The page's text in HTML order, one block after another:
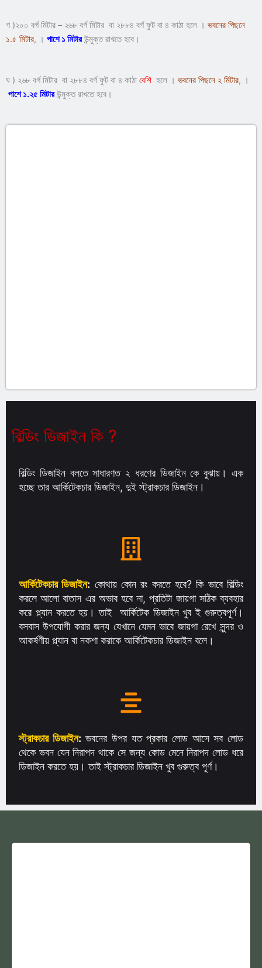
গ )২০০ বর্গ মিটার – ২৬৮ বর্গ মিটার বা ২৮৮৪ বর্গ ফুট বা ৪ কাঠা হলে । ভবনের পিছনে
১.৫ মিটার, । পাশে ১ মিটারউন্মুক্ত রাখতে হবে।
ঘ ) ২৬৮ বর্গ মিটার বা ২৮৮৪ বর্গ ফুট বা ৪ কাঠা বেশি হলে । ভবনের পিছনে ২ মিটার, ।
পাশে ১.২৫ মিটারউন্মুক্ত রাখতে হবে।
বিল্ডিং ডিজাইন কি ?
বিল্ডিং ডিজাইন বলতে সাধারণত ২ ধরণের ডিজাইন কে বুঝায়। এক
হচ্ছে তার আর্কিটেকচার ডিজাইন, দুই স্ট্রাকচার ডিজাইন।
আর্কিটেকচার ডিজাইন: কোথায় কোন রং করতে হবে? কি ভাবে বিল্ডিং
করলে আলো বাতাস এর অভাব হবে না, প্রতিটা জায়গা সঠিক ব্যবহার
করে প্ল্যান করতে হয়। তাই আর্কিটেক ডিজাইন খুব ই গুরুত্বপূর্ণ।
বসবাস উপযোগী করার জন্য যেখানে যেমন ভাবে জায়গা রেখে সুন্দর ও
আকর্ষণীয় প্ল্যান বা নকশা করাকে আর্কিটেকচার ডিজাইন বলে।
স্ট্রাকচার ডিজাইন: ভবনের উপর যত প্রকার লোড আসে সব লোড
থেকে ভবন যেন নিরাপদ থাকে সে জন্য কোড মেনে নিরাপদ লোড ধরে
ডিজাইন করতে হয়। তাই স্ট্রাকচার ডিজাইন খুব গুরুত্ব পূর্ণ।